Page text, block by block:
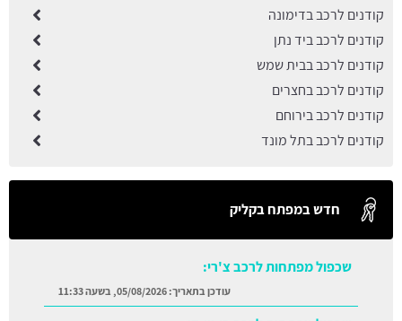
קודנים לרכב בדימונה
קודנים לרכב ביד נתן
קודנים לרכב בבית שמש
קודנים לרכב בחצרים
קודנים לרכב בירוחם
קודנים לרכב בתל מונד
חדש במפתח בקליק
שכפול מפתחות לרכב צ'רי:
עודכן בתאריך:05/08/2026, בשעה 11:33
שכפול מפתחות לרכב בי.ווי.די:
עודכן בתאריך: 05/08/2026, בשעה 11:29